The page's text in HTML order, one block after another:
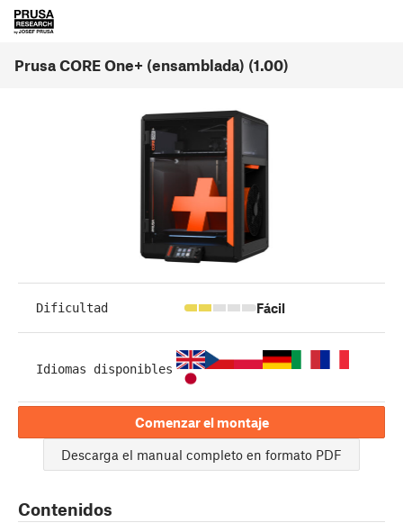
Prusa CORE One+ (ensamblada) (1.00)
Dificultad Fácil
Idiomas disponibles
Comenzar el montaje
Descarga el manual completo en formato PDF
Contenidos